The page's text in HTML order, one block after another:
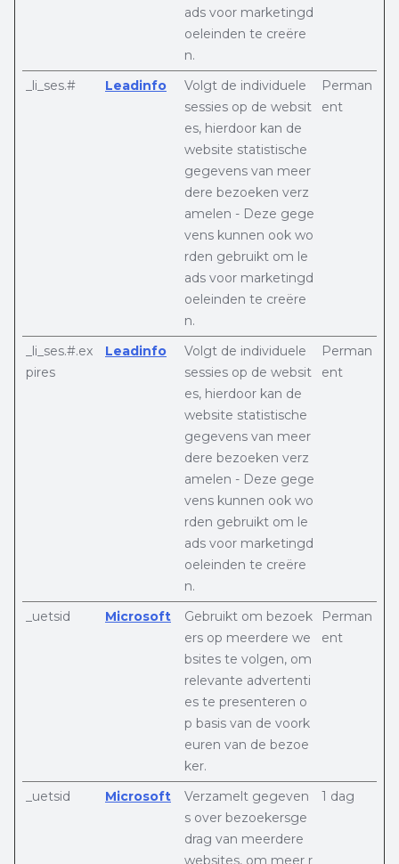
ads voor marketingd
oeleinden te creëre
n.
_li_ses.# Leadinfo
Volgt de individuele
sessies op de websit
es, hierdoor kan de
website statistische
gegevens van meer
dere bezoeken verz
amelen - Deze gege
vens kunnen ook wo
rden gebruikt om le
ads voor marketingd
oeleinden te creëre
n.
Perman
ent
_li_ses.#.ex
pires
Leadinfo
Volgt de individuele
sessies op de websit
es, hierdoor kan de
website statistische
gegevens van meer
dere bezoeken verz
amelen - Deze gege
vens kunnen ook wo
rden gebruikt om le
ads voor marketingd
oeleinden te creëre
n.
Perman
ent
_uetsid Microsoft
Gebruikt om bezoek
ers op meerdere we
bsites te volgen, om
relevante advertenti
es te presenteren o
p basis van de voork
euren van de bezoe
ker.
Perman
ent
_uetsid Microsoft
Verzamelt gegeven
s over bezoekersge
drag van meerdere
websites, om meer r
1 dag